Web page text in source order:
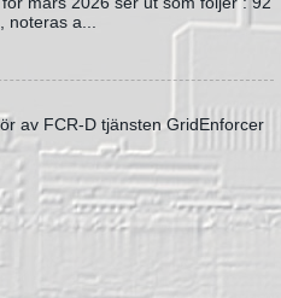
a...
av FCR-D tjänsten GridEnforcer